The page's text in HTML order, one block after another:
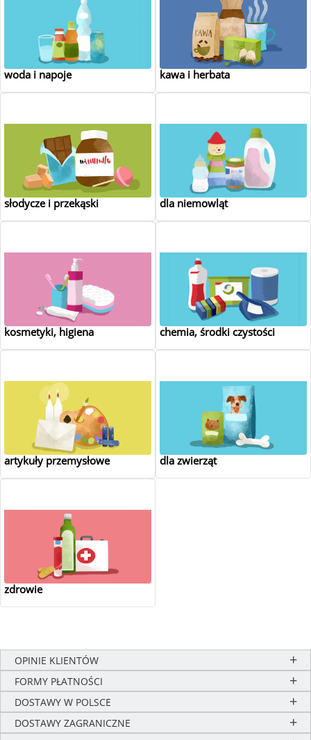
woda i napoje kawa i herbata
słodycze i przekąski dla niemowląt
kosmetyki, higiena chemia, środki czystości
artykuły przemysłowe dla zwierząt
zdrowie
OPINIE KLIENTÓW
FORMY PŁATNOŚCI
DOSTAWY W POLSCE
DOSTAWY ZAGRANICZNE